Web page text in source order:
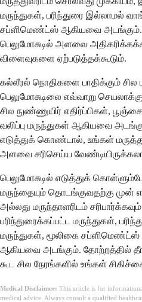
மருந்துகள், பரிந்துரை இல்லாமல்
சப்ளிமெண்ட்ஸ் ஆகியவை அடங்கும்.
பெலுமோசுடில் அளவை
விளைவுகளை ஏற்படுத்தக்கூடும்.
கல்லீரல் நொதிகளை பாதிக்கும் சில
பெலுமோசுடிலை எவ்வாறு
சில நுண்ணுயிர் எதிர்ப்பிகள், பூஞ்சை
வலிப்பு மருந்துகள் ஆகியவை
எடுத்துக் கொண்டால், உங்கள்
அளவை சரிசெய்ய
பெலுமோசுடில் எடுத்துக்
மருந்தையும் தொடங்குவதற்கு முன்
அல்லது மருந்தாளரிடம்
பரிந்துரைக்கப்பட்ட மருந்துகள்,
மருந்துகள், மூலிகை
ஆகியவை அடங்கும். தோற்றத்தில்
கூட சில நேரங்களில் உங்கள்
Medical Disclaimer: This article is for
medical advice. Always consult a qualified